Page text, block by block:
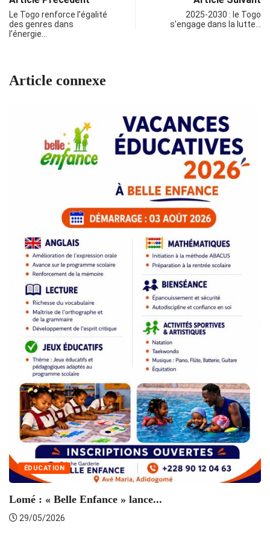
Le Togo renforce l’égalité
des genres dans
l’énergie…
2025-2030 : le Togo
s’engage dans la lutte…
Article connexe
ÉDUCATION
Lomé : « Belle Enfance » lance...
29/05/2026